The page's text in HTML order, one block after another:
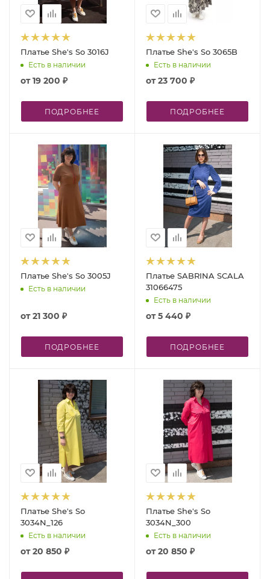
Платье She's So 3016J
Есть в наличии
от19 200 ₽
ПОДРОБНЕЕ
Платье She's So 3065B
Есть в наличии
от23 700 ₽
ПОДРОБНЕЕ
Платье She's So 3005J
Есть в наличии
от21 300 ₽
ПОДРОБНЕЕ
Платье SABRINA SCALA
31066475
Есть в наличии
от5 440 ₽
ПОДРОБНЕЕ
Платье She's So
3034N_126
Есть в наличии
от20 850 ₽
Платье She's So
3034N_300
Есть в наличии
от20 850 ₽